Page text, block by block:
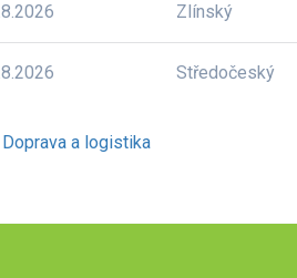
Zlínský
Středočeský
a logistika